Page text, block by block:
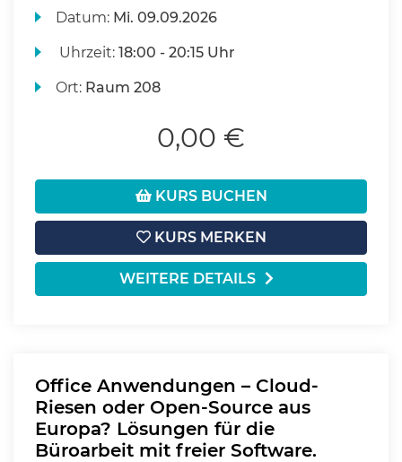
Datum: Mi. 09.09.2026
Uhrzeit:18:00 - 20:15 Uhr
Ort: Raum 208
0,00 €
KURS BUCHEN
KURS MERKEN
WEITERE DETAILS
Office Anwendungen – Cloud-
Riesen oder Open-Source aus
Europa? Lösungen für die
Büroarbeit mit freier Software.